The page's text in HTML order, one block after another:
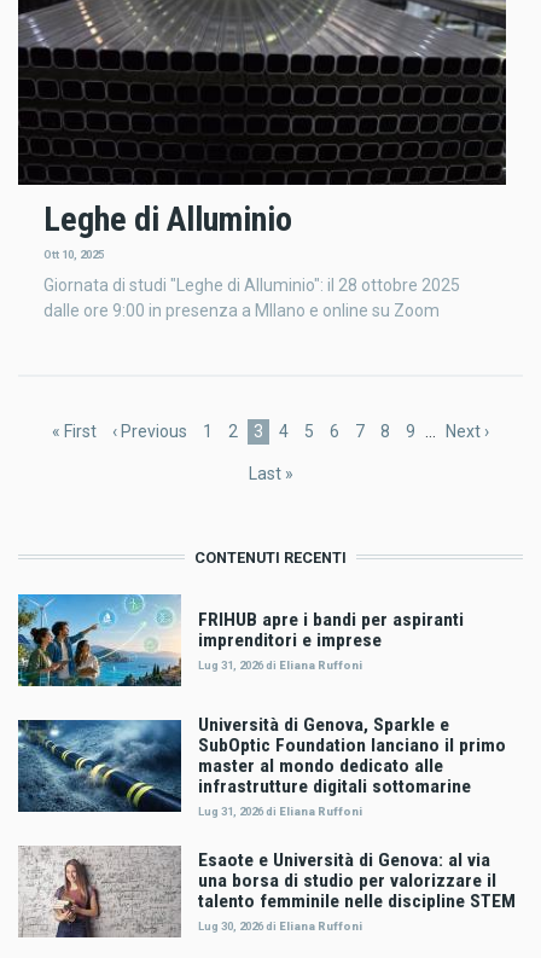
Leghe di Alluminio
Ott 10, 2025
Giornata di studi "Leghe di Alluminio": il 28 ottobre 2025
dalle ore 9:00 in presenza a MIlano e online su Zoom
Prima
« First
Pagina
‹ Previous Pagina
1 Pagina
2
Pagina
3 Pagina
4 Pagina
5 Pagina
6 Pagina
7 Pagina
8 Pagina
9
Pagina
Next ›
Ultima
Last »
CONTENUTI RECENTI
FRIHUB apre i bandi per aspiranti
imprenditori e imprese
Lug 31, 2026di Eliana Ruffoni
Università di Genova, Sparkle e
SubOptic Foundation lanciano il primo
master al mondo dedicato alle
infrastrutture digitali sottomarine
Lug 31, 2026di Eliana Ruffoni
Esaote e Università di Genova: al via
una borsa di studio per valorizzare il
talento femminile nelle discipline STEM
Lug 30, 2026di Eliana Ruffoni